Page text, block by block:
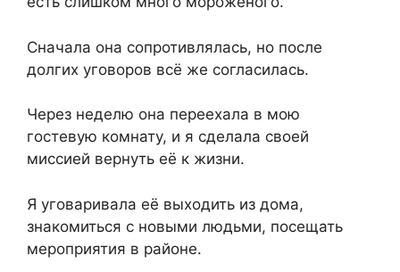
Сначала она сопротивлялась, но после
долгих уговоров всё же согласилась.
Через неделю она переехала в мою
гостевую комнату, и я сделала своей
миссией вернуть её к жизни.
Я уговаривала её выходить из дома,
знакомиться с новыми людьми, посещать
мероприятия в районе.